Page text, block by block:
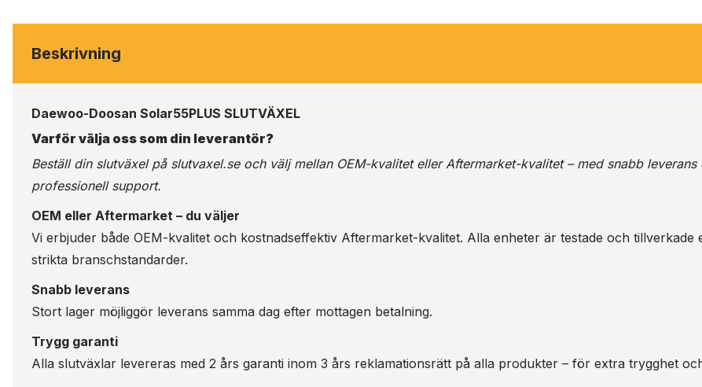
Beskrivning
Daewoo-Doosan Solar55PLUS SLUTVÄXEL
Varför välja oss som din leverantör?
Beställ din slutväxel på slutvaxel.seoch välj mellan OEM-kvalitet eller Aftermarket-kvalitet – med snabb leverans
professionell support.
OEM eller Aftermarket – du väljer
Vi erbjuder både OEM-kvalitet och kostnadseffektiv Aftermarket-kvalitet. Alla enheter är testade och tillverkade
strikta branschstandarder.
Snabb leverans
Stort lager möjliggör leverans samma dag efter mottagen betalning.
Trygg garanti
Alla slutväxlar levereras med 2 års garanti inom 3 års reklamationsrätt på alla produkter – för extra trygghet